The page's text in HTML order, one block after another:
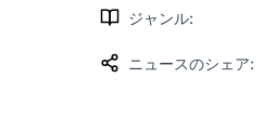
ジャンル:
ニュースのシェア: